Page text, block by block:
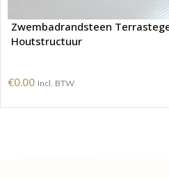
Zwembadrandsteen
Houtstructuur
€0.00 Incl. BTW